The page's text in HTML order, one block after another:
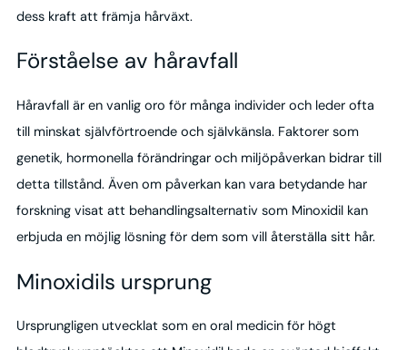
dess kraft att främja hårväxt.
Förståelse av håravfall
Håravfall är en vanlig oro för många individer och leder ofta
till minskat självförtroende och självkänsla. Faktorer som
genetik, hormonella förändringar och miljöpåverkan bidrar till
detta tillstånd. Även om påverkan kan vara betydande har
forskning visat att behandlingsalternativ som Minoxidil kan
erbjuda en möjlig lösning för dem som vill återställa sitt hår.
Minoxidils ursprung
Ursprungligen utvecklat som en oral medicin för högt